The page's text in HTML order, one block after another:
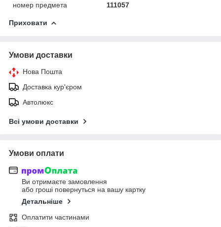
номер предмета
111057
Приховати
Умови доставки
Нова Пошта
Доставка кур'єром
Автолюкс
Всі умови доставки
Умови оплати
Ви отримаєте замовлення
або гроші повернуться на вашу картку
Детальніше
Оплатити частинами